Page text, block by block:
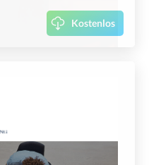
Kostenlos